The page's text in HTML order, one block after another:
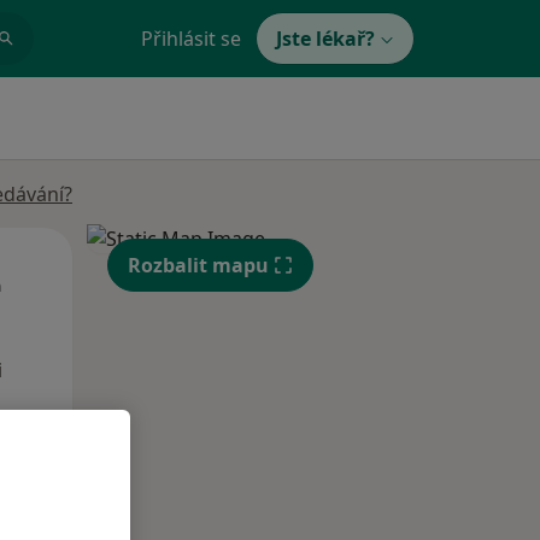
Přihlásit se Jste lékař?
Čt Pá
14 Srpen
Rozbalit mapu